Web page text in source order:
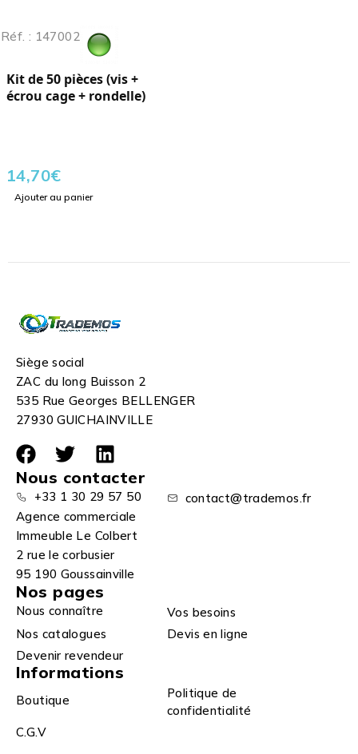
Réf. : 147002
Kit de 50 pièces (vis +
écrou cage + rondelle)
14,70€
Ajouter au panier
Siège social
ZAC du long Buisson 2
535 Rue Georges BELLENGER
27930 GUICHAINVILLE
Nous contacter
+33 1 30 29 57 50
contact@trademos.fr
Agence commerciale
Immeuble Le Colbert
2 rue le corbusier
95 190 Goussainville
Nos pages
Nous connaître
Vos besoins
Nos catalogues
Devis en ligne
Devenir revendeur
Informations
Boutique
Politique de
confidentialité
C.G.V